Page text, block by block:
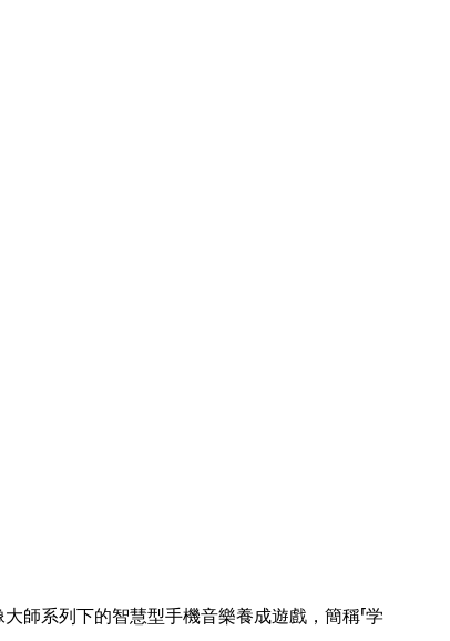
師系列下的智慧型手機音樂養成遊戲，簡稱「学